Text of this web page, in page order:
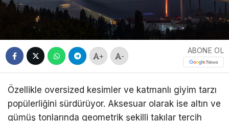
+ -
ABONE OL
Özellikle oversized kesimler ve katmanlı giyim tarzı
popülerliğini sürdürüyor. Aksesuar olarak ise altın ve
gümüş tonlarında geometrik şekilli takılar tercih